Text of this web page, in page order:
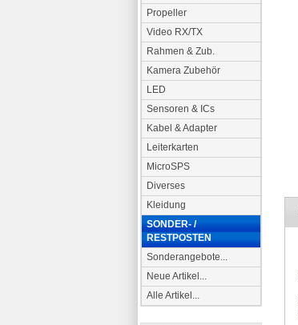
Propeller
Video RX/TX
Rahmen & Zub.
Kamera Zubehör
LED
Sensoren & ICs
Kabel & Adapter
Leiterkarten
MicroSPS
Diverses
Kleidung
SONDER- /
RESTPOSTEN
Sonderangebote...
Neue Artikel...
Alle Artikel...